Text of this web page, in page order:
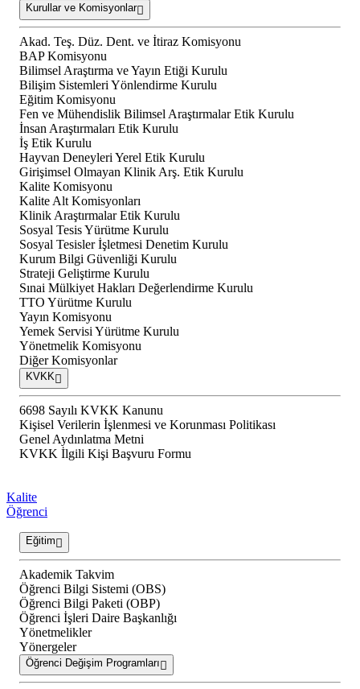
Kurullar ve Komisyonlar
Akad. Teş. Düz. Dent. ve İtiraz Komisyonu
BAP Komisyonu
Bilimsel Araştırma ve Yayın Etiği Kurulu
Bilişim Sistemleri Yönlendirme Kurulu
Eğitim Komisyonu
Fen ve Mühendislik Bilimsel Araştırmalar Etik Kurulu
İnsan Araştırmaları Etik Kurulu
İş Etik Kurulu
Hayvan Deneyleri Yerel Etik Kurulu
Girişimsel Olmayan Klinik Arş. Etik Kurulu
Kalite Komisyonu
Kalite Alt Komisyonları
Klinik Araştırmalar Etik Kurulu
Sosyal Tesis Yürütme Kurulu
Sosyal Tesisler İşletmesi Denetim Kurulu
Kurum Bilgi Güvenliği Kurulu
Strateji Geliştirme Kurulu
Sınai Mülkiyet Hakları Değerlendirme Kurulu
TTO Yürütme Kurulu
Yayın Komisyonu
Yemek Servisi Yürütme Kurulu
Yönetmelik Komisyonu
Diğer Komisyonlar
KVKK
6698 Sayılı KVKK Kanunu
Kişisel Verilerin İşlenmesi ve Korunması Politikası
Genel Aydınlatma Metni
KVKK İlgili Kişi Başvuru Formu
Kalite
Öğrenci
Eğitim
Akademik Takvim
Öğrenci Bilgi Sistemi (OBS)
Öğrenci Bilgi Paketi (OBP)
Öğrenci İşleri Daire Başkanlığı
Yönetmelikler
Yönergeler
Öğrenci Değişim Programları